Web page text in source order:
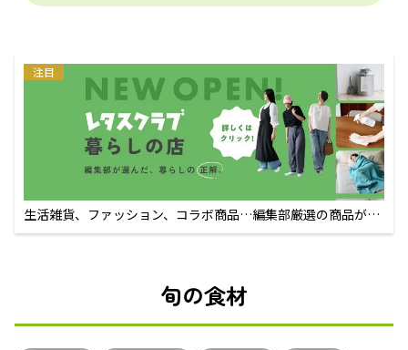
注目
生活雑貨、ファッション、コラボ商品…編集部厳選の商品が買
えるECサイト
旬の食材